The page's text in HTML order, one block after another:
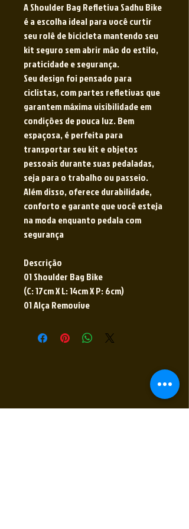
A Shoulder Bag Refletiva Sadhu Bike
é a escolha ideal para você curtir
seu rolê de bicicleta mantendo seu
kit seguro sem abrir mão do estilo,
praticidade e segurança.
Seu design foi pensado para
ciclistas, com partes refletivas que
garantem máxima visibilidade em
condições de pouca luz. Bem
espaçosa, é perfeita para
transportar seu kit e objetos
pessoais durante suas pedaladas,
seja para o trabalho ou passeio.
Além disso, oferece durabilidade,
conforto e garante que você esteja
na moda enquanto pedala com
segurança
Descrição
01 Shoulder Bag Bike
(C: 17cm X L: 14cm X P: 6cm)
01 Alça Removíve